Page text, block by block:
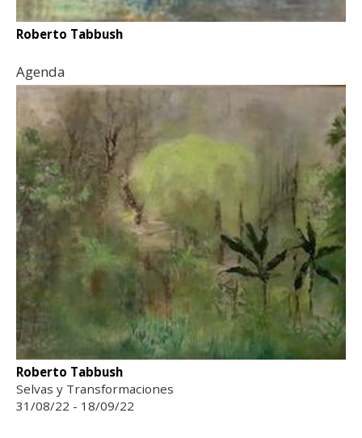
Roberto Tabbush
Agenda
Roberto Tabbush
Selvas y Transformaciones
31/08/22 - 18/09/22